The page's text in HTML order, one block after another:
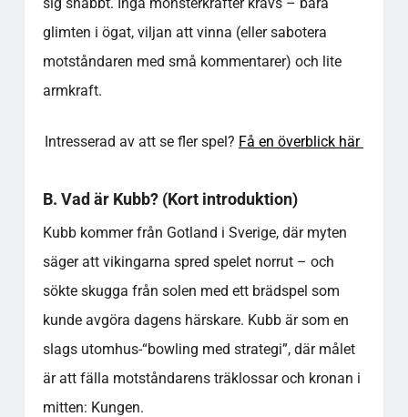
glimten i ögat, viljan att vinna (eller sabotera
motståndaren med små kommentarer) och lite
armkraft.
Intresserad av att se fler spel? Få en överblick här
B. Vad är Kubb? (Kort introduktion)
Kubb kommer från Gotland i Sverige, där myten
säger att vikingarna spred spelet norrut – och
sökte skugga från solen med ett brädspel som
kunde avgöra dagens härskare. Kubb är som en
slags utomhus-“bowling med strategi”, där målet
är att fälla motståndarens träklossar och kronan i
mitten: Kungen.
Vilka kast är tillåtna – får man kasta ”hur
Vad är en klassisk missuppfattning som ofta
orsakar diskussion bland spelare?
och knepiga situationer där klossar hamnar
osportsligt beteende, domslut eller vad man
får göra under spelets gång?
händer om spelet drar ut på tiden?
Populära kategorier